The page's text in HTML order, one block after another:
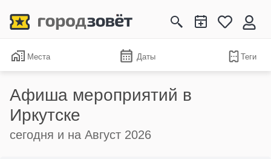
Места Даты Теги
Афиша мероприятий в
Иркутске
сегодня и на Август 2026